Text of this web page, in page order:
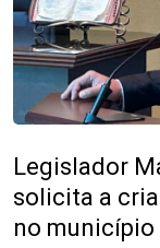
Legislador
solicita a
no município